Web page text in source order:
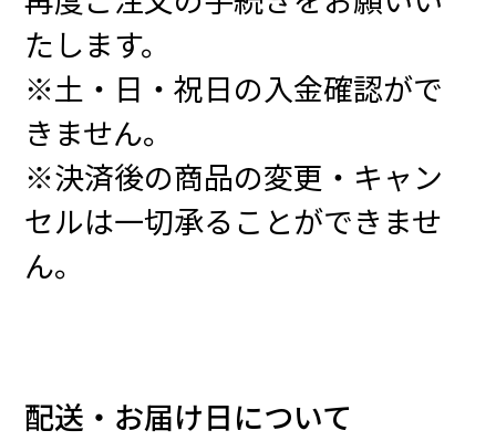
たします。
※土・日・祝日の入金確認がで
きません。
※決済後の商品の変更・キャン
セルは一切承ることができませ
ん。
配送・お届け日について